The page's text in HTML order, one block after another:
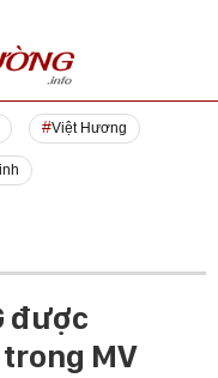
Việt Hương
được
MV